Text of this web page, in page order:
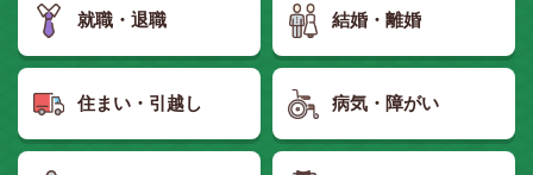
就職・退職 結婚・離婚
住まい・引越し 病気・障がい